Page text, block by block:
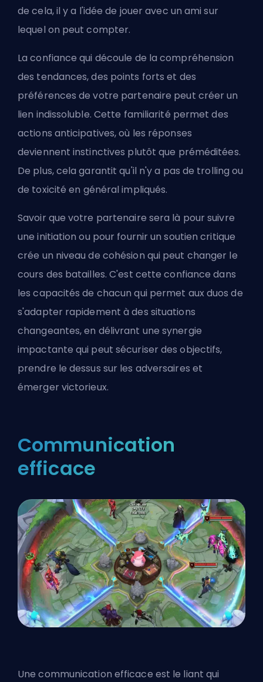
de cela, il y a l'idée de jouer avec un ami sur
lequel on peut compter.
La confiance qui découle de la compréhension
des tendances, des points forts et des
préférences de votre partenaire peut créer un
lien indissoluble. Cette familiarité permet des
actions anticipatives, où les réponses
deviennent instinctives plutôt que préméditées.
De plus, cela garantit qu'il n'y a pas de trolling ou
de toxicité en général impliqués.
Savoir que votre partenaire sera là pour suivre
une initiation ou pour fournir un soutien critique
crée un niveau de cohésion qui peut changer le
cours des batailles. C'est cette confiance dans
les capacités de chacun qui permet aux duos de
s'adapter rapidement à des situations
changeantes, en délivrant une synergie
impactante qui peut sécuriser des objectifs,
prendre le dessus sur les adversaires et
émerger victorieux.
Communication
efficace
Une communication efficace est le liant qui